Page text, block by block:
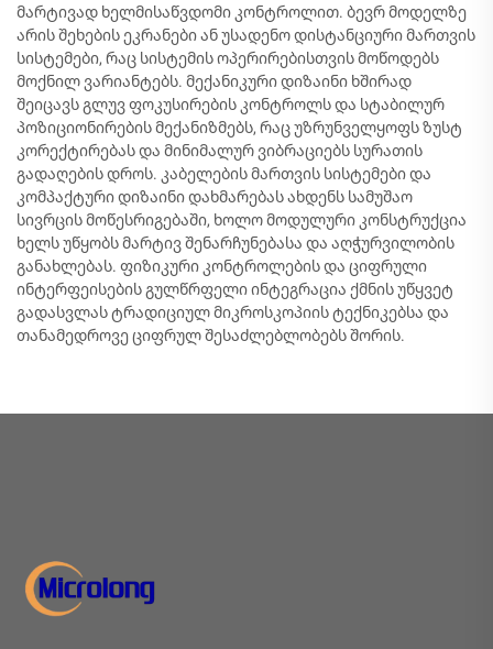
მარტივად ხელმისაწვდომი კონტროლით. ბევრ მოდელზე
არის შეხების ეკრანები ან უსადენო დისტანციური მართვის
სისტემები, რაც სისტემის ოპერირებისთვის მოწოდებს
მოქნილ ვარიანტებს. მექანიკური დიზაინი ხშირად
შეიცავს გლუვ ფოკუსირების კონტროლს და სტაბილურ
პოზიციონირების მექანიზმებს, რაც უზრუნველყოფს ზუსტ
კორექტირებას და მინიმალურ ვიბრაციებს სურათის
გადაღების დროს. კაბელების მართვის სისტემები და
კომპაქტური დიზაინი დახმარებას ახდენს სამუშაო
სივრცის მოწესრიგებაში, ხოლო მოდულური კონსტრუქცია
ხელს უწყობს მარტივ შენარჩუნებასა და აღჭურვილობის
განახლებას. ფიზიკური კონტროლების და ციფრული
ინტერფეისების გულწრფელი ინტეგრაცია ქმნის უწყვეტ
გადასვლას ტრადიციულ მიკროსკოპიის ტექნიკებსა და
თანამედროვე ციფრულ შესაძლებლობებს შორის.